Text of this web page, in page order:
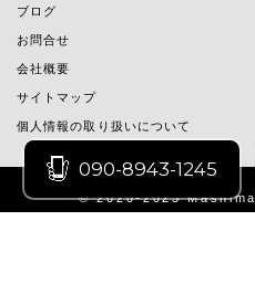
ブログ
お問合せ
会社概要
サイトマップ
個人情報の取り扱いについて
© 2020-2025
090-8943-1245